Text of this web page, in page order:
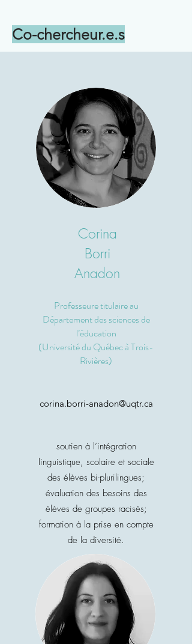
Co-chercheur.e.s
Corina
Borri
Anadon
Professeure titulaire au
Département des sciences de
l’éducation
(Université du Québec à Trois-
Rivières)
corina.borri-anadon@uqtr.ca
soutien à l’intégration
linguistique, scolaire et sociale
des élèves bi-plurilingues;
évaluation des besoins des
élèves de groupes racisés;
formation à la prise en compte
de la diversité.